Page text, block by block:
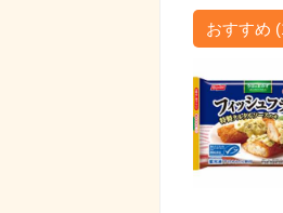
おすすめ (